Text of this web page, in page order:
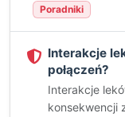
Poradniki
Interakcje
połączeń?
Interakcje
konsekwencji